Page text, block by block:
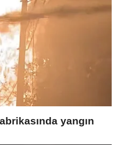
yangın